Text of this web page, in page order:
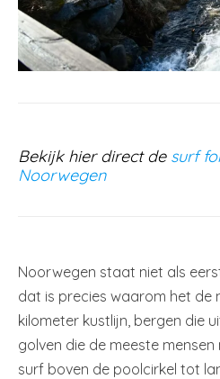
Bekijk hier direct de surf
Noorwegen
Noorwegen staat niet als
dat is precies waarom het de
kilometer kustlijn, bergen die
golven die de meeste
surf boven de poolcirkel tot